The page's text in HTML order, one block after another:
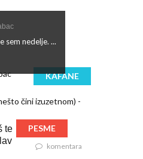
KAFANE
sem nedelje. ...
te
PESME
komentara